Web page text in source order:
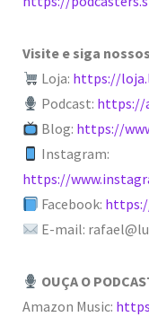
Visite e siga
Loja: https://
Podcast: https://
Blog: https://
Instagram:
https://
Facebook:
E-mail:
OUÇA O
Amazon Music: